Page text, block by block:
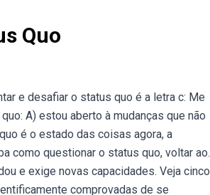
Quo
e desafiar o status quo é a letra c: Me
A) estou aberto à mudanças que não
é o estado das coisas agora, a
como questionar o status quo, voltar ao.
e exige novas capacidades. Veja cinco
comprovadas de se